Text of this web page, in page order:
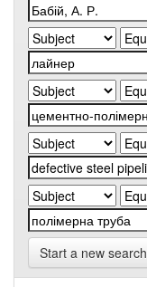
Start a new search